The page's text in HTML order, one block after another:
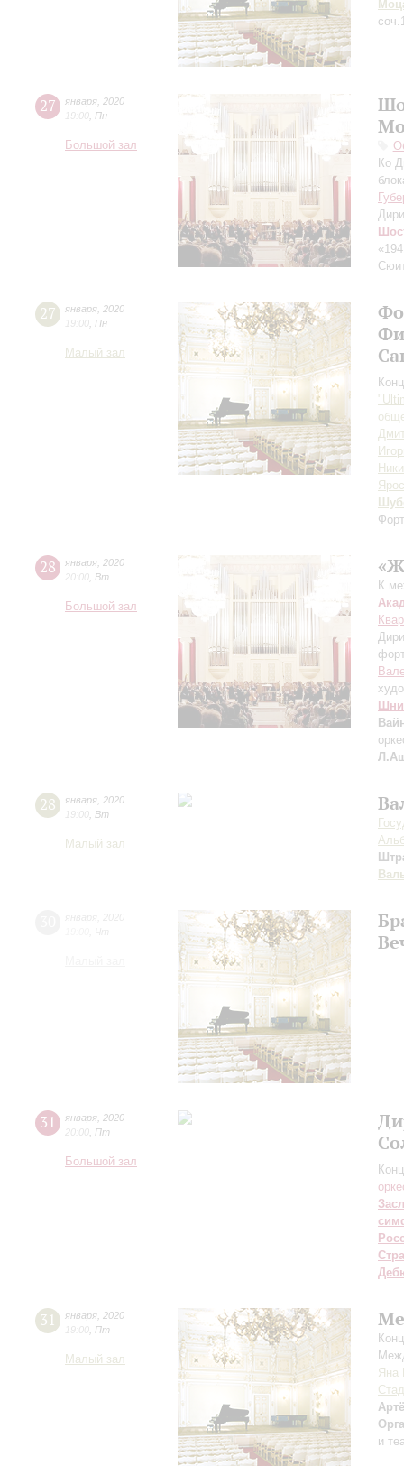
27 января 2020
19:00 Пн
Большой зал
Ко
27 января 2020
19:00 Пн
Малый зал
28 января 2020
20:00 Вт
Большой зал
К
28 января 2020
19:00 Вт
Малый зал
31 января 2020
20:00 Пт
Большой зал
31 января 2020
19:00 Пт
Малый зал
Яна
и